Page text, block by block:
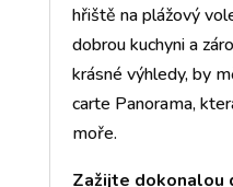
hřiště na plážový
dobrou kuchyni a
krásné výhledy, by
carte Panorama,
moře.
Zažijte dokonalou